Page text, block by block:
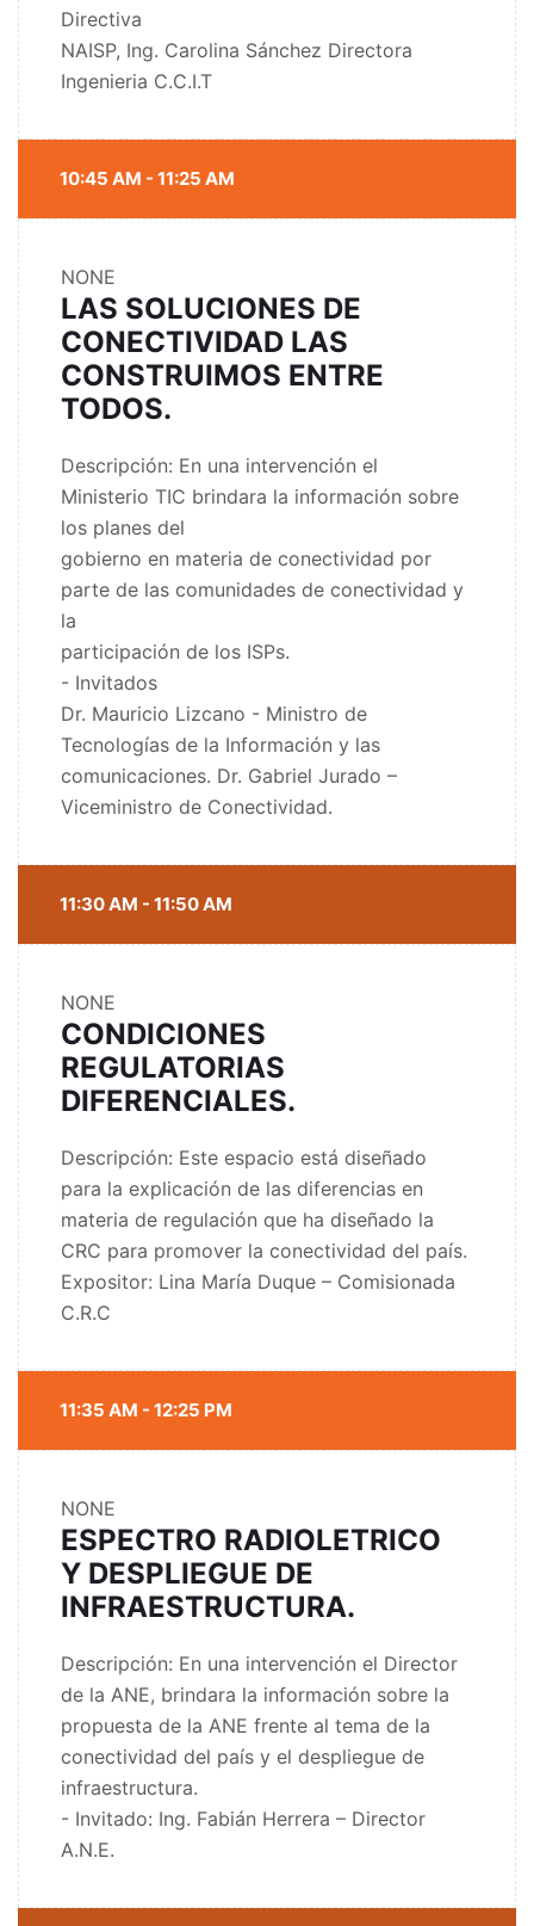
Directiva
NAISP, Ing. Carolina Sánchez Directora
Ingenieria C.C.I.T
10:45 AM - 11:25 AM
NONE
LAS SOLUCIONES DE
CONECTIVIDAD LAS
CONSTRUIMOS ENTRE
TODOS.
Descripción: En una intervención el
Ministerio TIC brindara la información sobre
los planes del
gobierno en materia de conectividad por
parte de las comunidades de conectividad y
la
participación de los ISPs.
- Invitados
Dr. Mauricio Lizcano - Ministro de
Tecnologías de la Información y las
comunicaciones. Dr. Gabriel Jurado –
Viceministro de Conectividad.
11:30 AM - 11:50 AM
NONE
CONDICIONES
REGULATORIAS
DIFERENCIALES.
Descripción: Este espacio está diseñado
para la explicación de las diferencias en
materia de regulación que ha diseñado la
CRC para promover la conectividad del país.
Expositor: Lina María Duque – Comisionada
C.R.C
11:35 AM - 12:25 PM
NONE
ESPECTRO RADIOLETRICO
Y DESPLIEGUE DE
INFRAESTRUCTURA.
Descripción: En una intervención el Director
de la ANE, brindara la información sobre la
propuesta de la ANE frente al tema de la
conectividad del país y el despliegue de
infraestructura.
- Invitado: Ing. Fabián Herrera – Director
A.N.E.